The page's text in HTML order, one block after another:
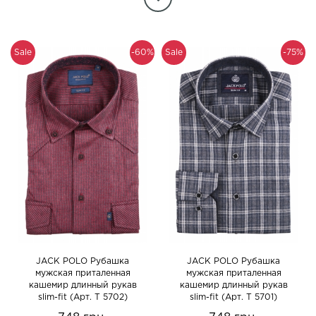
-60%
Sale
JACK POLO Рубашка
мужская приталенная
кашемир длинный рукав
slim-fit (Арт. T 5702)
-75%
Sale
JACK POLO Рубашка
мужская приталенная
кашемир длинный рукав
slim-fit (Арт. T 5701)